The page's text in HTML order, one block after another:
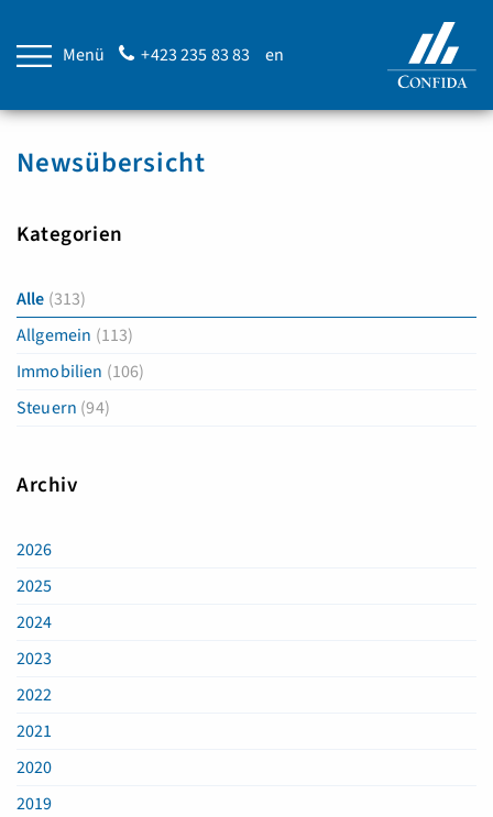
Menü +423 235 83 83 en
Newsübersicht
Kategorien
Alle (313)
Allgemein (113)
Immobilien (106)
Steuern (94)
Archiv
2026
2025
2024
2023
2022
2021
2020
2019